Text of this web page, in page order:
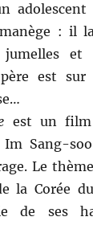
: il
jumelles
est
est un film
Sang-
Le
la Corée
de ses